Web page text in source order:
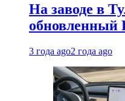
На заводе в
обновленный
3 года ago2 года ago